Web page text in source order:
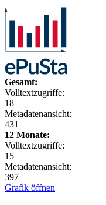
Gesamt:
Volltextzugriffe:
18
Metadatenansicht:
431
12 Monate:
Volltextzugriffe:
15
Metadatenansicht:
397
Grafik öffnen